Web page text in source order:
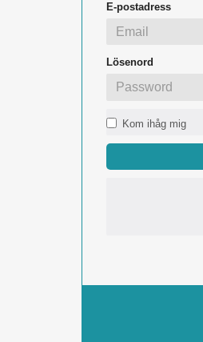
E-postadress
Lösenord
Kom ihåg mig